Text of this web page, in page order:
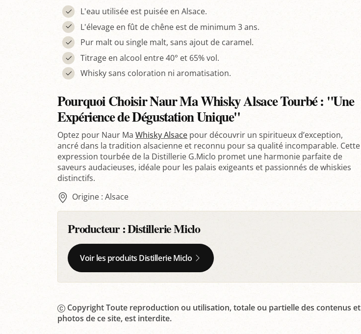
L'eau utilisée est puisée en Alsace.
L'élevage en fût de chêne est de minimum 3 ans.
Pur malt ou single malt, sans ajout de caramel.
Titrage en alcool entre 40° et 65% vol.
Whisky sans coloration ni aromatisation.
Pourquoi Choisir Naur Ma Whisky Alsace Tourbé : "Une
Expérience de Dégustation Unique"
Optez pour Naur Ma Whisky Alsace pour découvrir un spiritueux d’exception,
ancré dans la tradition alsacienne et reconnu pour sa qualité incomparable. Cette
expression tourbée de la Distillerie G.Miclo promet une harmonie parfaite de
saveurs audacieuses, idéale pour les palais exigeants et passionnés de whiskies
distinctifs.
Origine : Alsace
Producteur :Distillerie Miclo
Voir les produits Distillerie Miclo
Copyright Toute reproduction ou utilisation, totale ou partielle des contenus et
photos de ce site, est interdite.